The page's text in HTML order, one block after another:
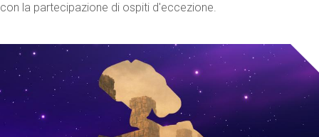
con la partecipazione di ospiti d'eccezione.